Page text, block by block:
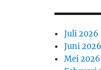
Juli 2026
Juni 2026
Mei 2026